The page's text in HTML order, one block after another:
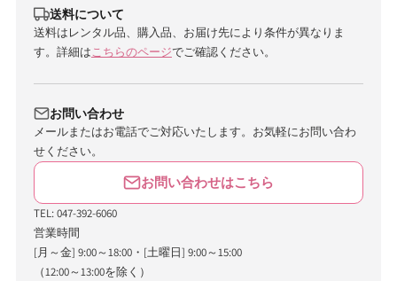
送料について
送料はレンタル品、購入品、お届け先により条件が異なりま
す。詳細はこちらのページでご確認ください。
お問い合わせ
メールまたはお電話でご対応いたします。お気軽にお問い合わ
せください。
お問い合わせはこちら
TEL: 047-392-6060
営業時間
[月～金] 9:00～18:00・[土曜日] 9:00～15:00
（12:00～13:00を除く）